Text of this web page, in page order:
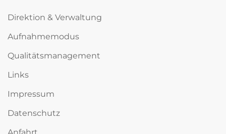
Direktion & Verwaltung
Aufnahmemodus
Qualitätsmanagement
Links
Impressum
Datenschutz